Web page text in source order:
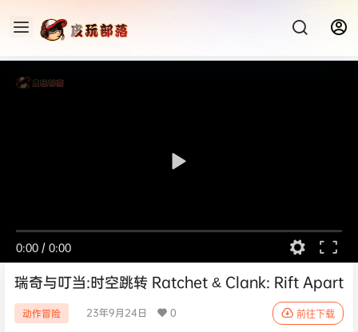
0:00 / 0:00
瑞奇与叮当:时空跳转 Ratchet & Clank: Rift Apart
动作冒险 23年9月24日 0 前往下载